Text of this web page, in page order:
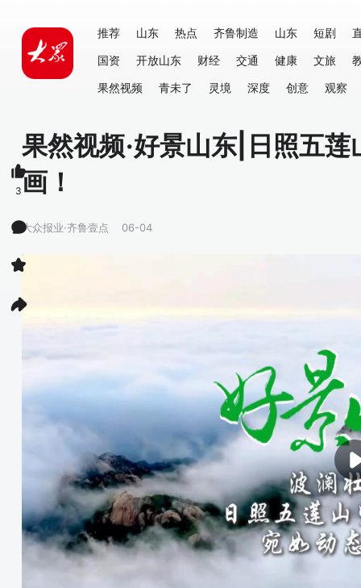
推荐 山东 热点 齐鲁制造 山东 短剧
国资
开放山东 财经 交通 健康 文旅
果然视频
青未了 灵境 深度 创意 观察
果然视频·好景山东|日照五
画！
大众报业·齐鲁壹点 06-04
3